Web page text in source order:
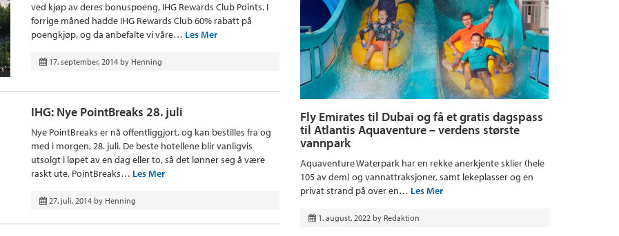
ved kjøp av deres bonuspoeng, IHG Rewards Club Points. I
forrige måned hadde IHG Rewards Club 60% rabatt på
poengkjøp, og da anbefalte vi våre… Les Mer
17. september, 2014 by Henning
IHG: Nye PointBreaks 28. juli
Nye PointBreaks er nå offentliggjort, og kan bestilles fra og
med i morgen, 28. juli. De beste hotellene blir vanligvis
utsolgt i løpet av en dag eller to, så det lønner seg å være
raskt ute. PointBreaks… Les Mer
27. juli, 2014 by Henning
Fly Emirates til Dubai og få et gratis dagspass
til Atlantis Aquaventure – verdens største
vannpark
Aquaventure Waterpark har en rekke anerkjente sklier (hele
105 av dem) og vannattraksjoner, samt lekeplasser og en
privat strand på over en… Les Mer
1. august, 2022 by Redaktion